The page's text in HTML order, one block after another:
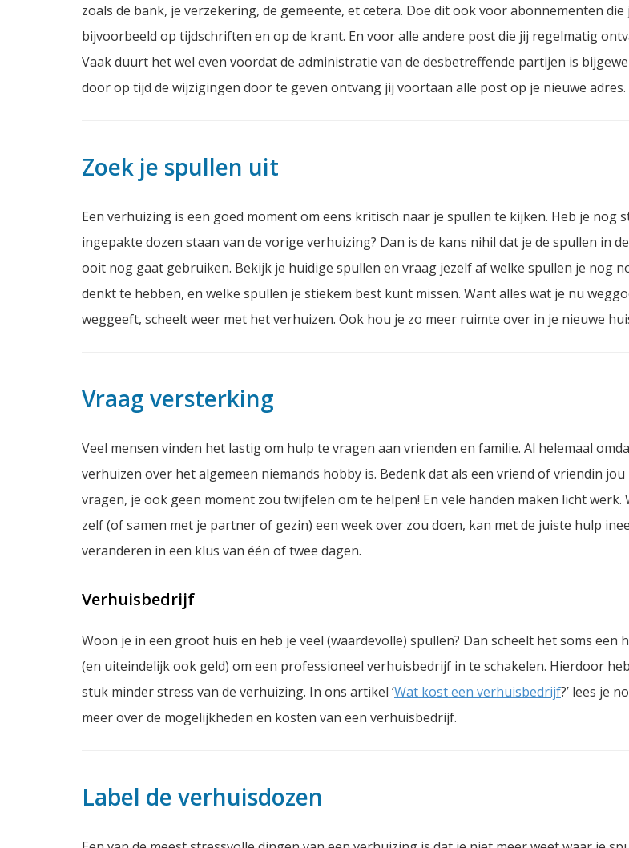
zoals de bank, je verzekering, de gemeente, et cetera. Doe dit ook voor abonnementen die
bijvoorbeeld op tijdschriften en op de krant. En voor alle andere post die jij regelmatig
Vaak duurt het wel even voordat de administratie van de desbetreffende partijen is
door op tijd de wijzigingen door te geven ontvang jij voortaan alle post op je nieuwe adres.
Zoek je spullen uit
Een verhuizing is een goed moment om eens kritisch naar je spullen te kijken. Heb je nog
ingepakte dozen staan van de vorige verhuizing? Dan is de kans nihil dat je de spullen in
ooit nog gaat gebruiken. Bekijk je huidige spullen en vraag jezelf af welke spullen je nog
denkt te hebben, en welke spullen je stiekem best kunt missen. Want alles wat je nu
weggeeft, scheelt weer met het verhuizen. Ook hou je zo meer ruimte over in je nieuwe
Vraag versterking
Veel mensen vinden het lastig om hulp te vragen aan vrienden en familie. Al helemaal
verhuizen over het algemeen niemands hobby is. Bedenk dat als een vriend of vriendin jou
vragen, je ook geen moment zou twijfelen om te helpen! En vele handen maken licht werk.
zelf (of samen met je partner of gezin) een week over zou doen, kan met de juiste hulp
veranderen in een klus van één of twee dagen.
Verhuisbedrijf
Woon je in een groot huis en heb je veel (waardevolle) spullen? Dan scheelt het soms een
(en uiteindelijk ook geld) om een professioneel verhuisbedrijf in te schakelen. Hierdoor
stuk minder stress van de verhuizing. In ons artikel ‘Wat kost een verhuisbedrijf?’ lees je
meer over de mogelijkheden en kosten van een verhuisbedrijf.
Label de verhuisdozen